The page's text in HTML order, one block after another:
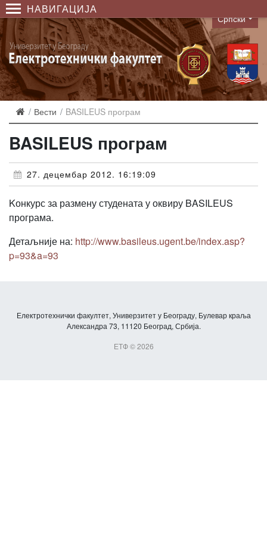
НАВИГАЦИЈА
Language
Српски
Вести BASILEUS програм
BASILEUS програм
27. децембар 2012. 16:19:09
Kонкурс за размену студената у оквиру BASILEUS
програма.
Детаљније на: http://www.basileus.ugent.be/index.asp?
p=93&a=93
Електротехнички факултет, Универзитет у Београду, Булевар краља
Александра 73, 11120 Београд, Србија.
ЕТФ © 2026